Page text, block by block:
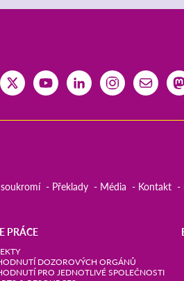
Překlady Média Kontakt
PRÁCE
DOZOROVÝCH ORGÁNŮ
PRO JEDNOTLIVÉ SPOLEČNOSTI